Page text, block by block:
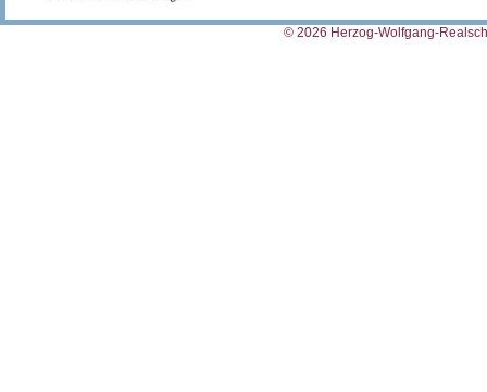
© 2026 Herzog-Wolfgang-